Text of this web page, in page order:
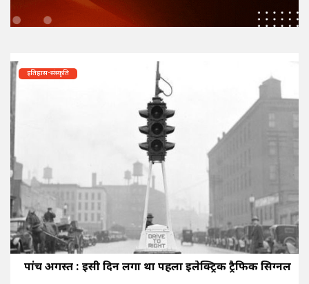
इतिहास-संस्कृति
पांच अगस्त : इसी दिन लगा था पहला इलेक्ट्रिक ट्रैफिक सिग्नल